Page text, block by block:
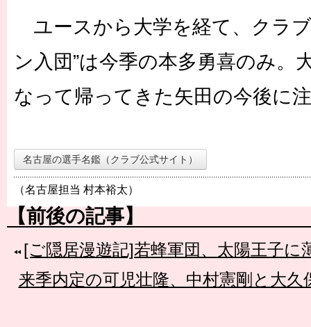
ユースから大学を経て、クラ
ン入団”は今季の本多勇喜のみ。
なって帰ってきた矢田の今後に
名古屋の選手名鑑（クラブ公式サイト）
（名古屋担当 村本裕太）
【前後の記事】
[ご隠居漫遊記]若蜂軍団、太陽王子に
来季内定の可児壮隆、中村憲剛と大